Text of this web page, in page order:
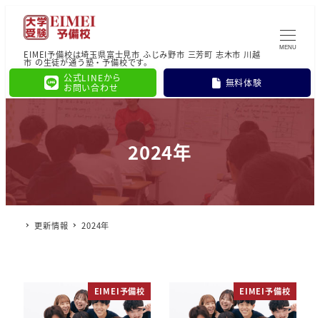
EIMEI予備校は埼玉県富士見市 ふじみ野市 三芳町 志木市 川越
市 の生徒が通う塾・予備校です。
公式LINEから
お問い合わせ
無料体験
MENU
2024年
更新情報 2024年
EIMEI予備校 EIMEI予備校